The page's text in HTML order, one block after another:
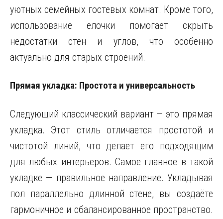
уютных семейных гостевых комнат. Кроме того,
использование елочки помогает скрыть
недостатки стен и углов, что особенно
актуально для старых строений.
Прямая укладка: Простота и универсальность
Следующий классический вариант — это прямая
укладка. Этот стиль отличается простотой и
чистотой линий, что делает его подходящим
для любых интерьеров. Самое главное в такой
укладке — правильное направление. Укладывая
пол параллельно длинной стене, вы создаёте
гармоничное и сбалансированное пространство.